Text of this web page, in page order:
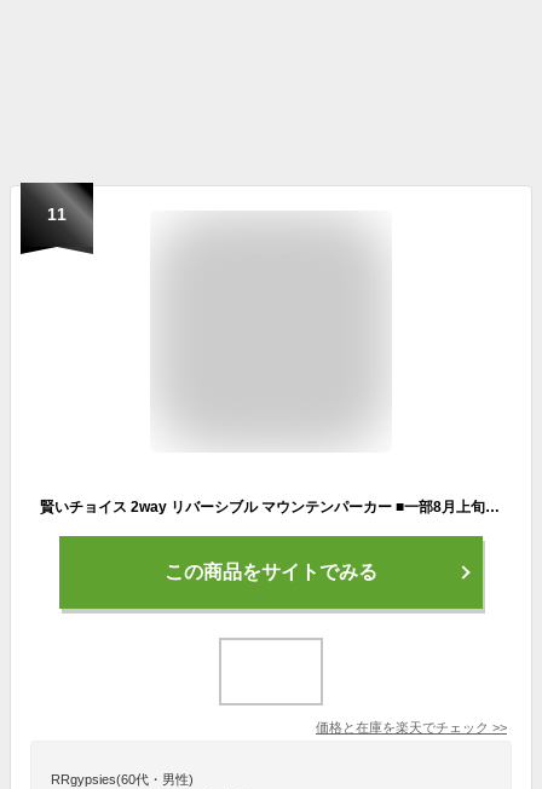
11
賢いチョイス 2way リバーシブル マウンテンパーカー ■一部8月上旬入荷 アウター レディース パーカー ジャケット ブルゾン ミリタリージャケット ミリタリー 長袖 アウトドア 小顔 大きいサイズ ジャンバー ミディアム ライトアウター お尻が隠れる 春 夏 HUG.U
この商品をサイトでみる
価格と在庫を楽天でチェック >>
RRgypsies(60代・男性)